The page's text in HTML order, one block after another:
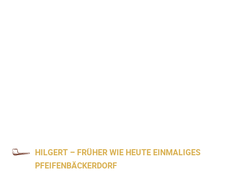
HILGERT – FRÜHER WIE HEUTE EINMALIGES
PFEIFENBÄCKERDORF